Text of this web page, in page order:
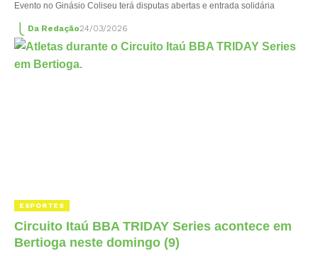
Evento no Ginásio Coliseu terá disputas abertas e entrada solidária
Da Redação24/03/2026
ESPORTES
Circuito Itaú BBA TRIDAY Series acontece em
Bertioga neste domingo (9)